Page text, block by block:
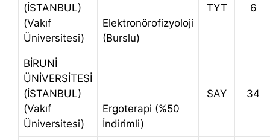
(İSTANBUL)
(Vakıf
Üniversitesi)
Elektronörofizyoloji
(Burslu)
TYT 6
BİRUNİ
ÜNİVERSİTESİ
(İSTANBUL)
(Vakıf
Üniversitesi)
Ergoterapi (%50
İndirimli)
SAY 34